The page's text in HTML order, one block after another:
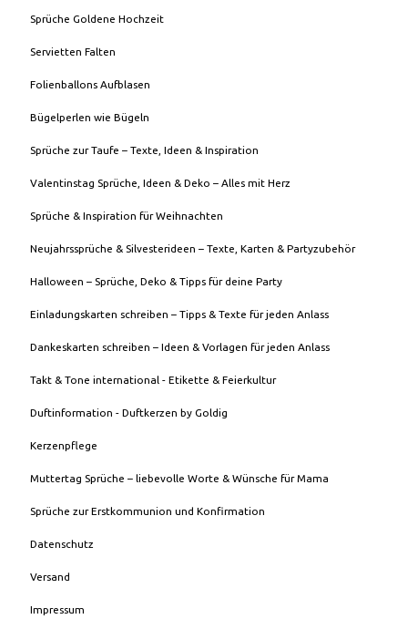
Sprüche Goldene Hochzeit
Servietten Falten
Folienballons Aufblasen
Bügelperlen wie Bügeln
Sprüche zur Taufe – Texte, Ideen & Inspiration
Valentinstag Sprüche, Ideen & Deko – Alles mit Herz
Sprüche & Inspiration für Weihnachten
Neujahrssprüche & Silvesterideen – Texte, Karten & Partyzubehör
Halloween – Sprüche, Deko & Tipps für deine Party
Einladungskarten schreiben – Tipps & Texte für jeden Anlass
Dankeskarten schreiben – Ideen & Vorlagen für jeden Anlass
Takt & Tone international - Etikette & Feierkultur
Duftinformation - Duftkerzen by Goldig
Kerzenpflege
Muttertag Sprüche – liebevolle Worte & Wünsche für Mama
Sprüche zur Erstkommunion und Konfirmation
Datenschutz
Versand
Impressum